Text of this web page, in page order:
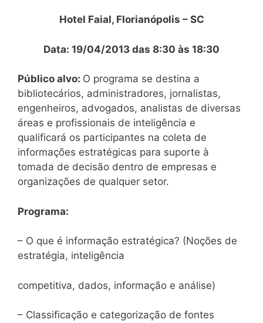
Hotel Faial, Florianópolis – SC
Data: 19/04/2013 das 8:30 às 18:30
Público alvo: O programa se destina a
bibliotecários, administradores, jornalistas,
engenheiros, advogados, analistas de diversas
áreas e profissionais de inteligência e
qualificará os participantes na coleta de
informações estratégicas para suporte à
tomada de decisão dentro de empresas e
organizações de qualquer setor.
Programa:
– O que é informação estratégica? (Noções de
estratégia, inteligência
competitiva, dados, informação e análise)
– Classificação e categorização de fontes